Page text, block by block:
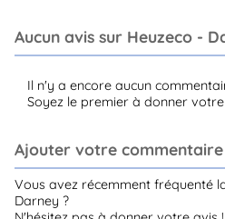
Aucun avis sur Heuzeco -
Il n'y a encore aucun
Soyez le premier à donner
Ajouter votre commentaire
Vous avez récemment fréquenté
Darney ?